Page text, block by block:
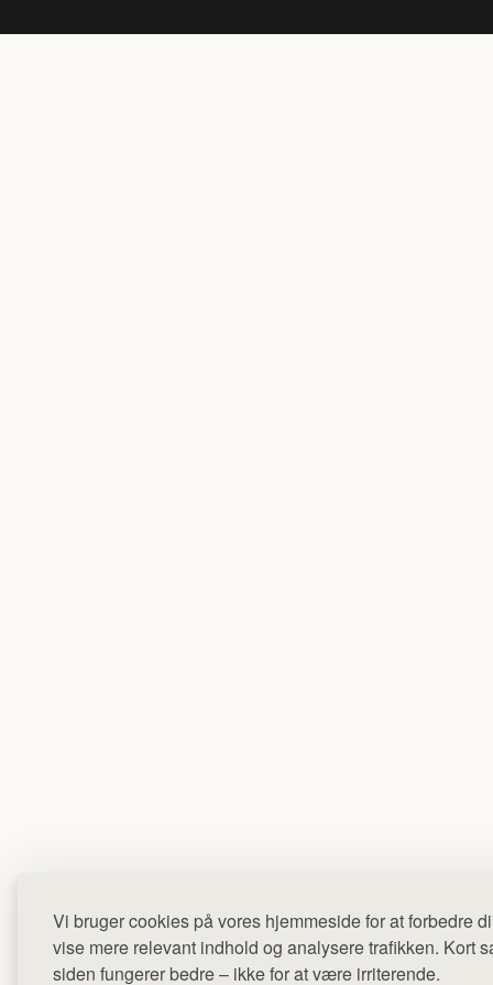
Vi bruger cookies på vores hjemmeside for at forbedre
vise mere relevant indhold og analysere trafikken. Kort
siden fungerer bedre – ikke for at være irriterende.